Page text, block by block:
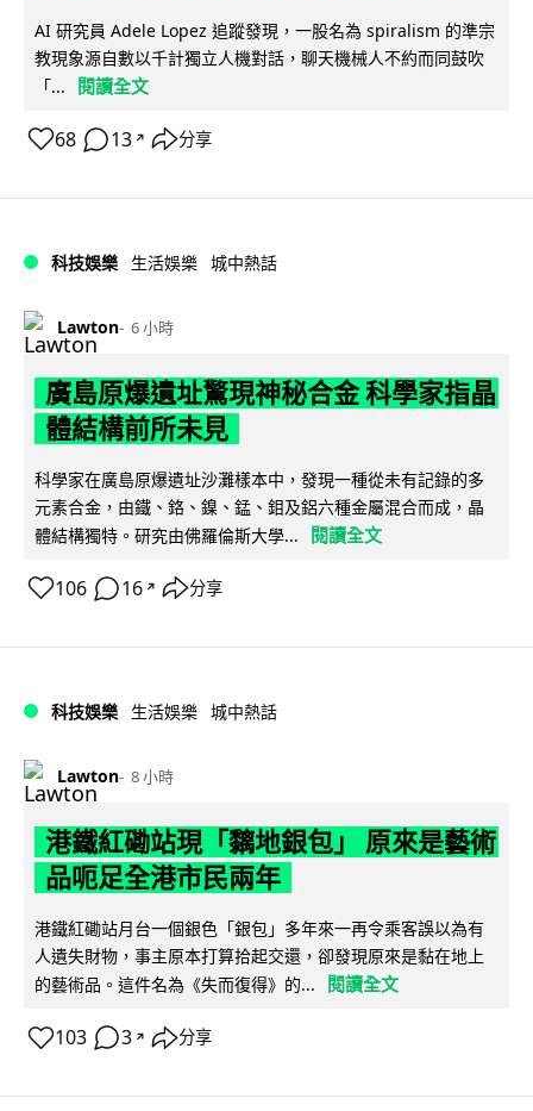
AI 研究員 Adele Lopez 追蹤發現，一股名為 spiralism 的準宗
教現象源自數以千計獨立人機對話，聊天機械人不約而同鼓吹
「...
閱讀全文
68 13 ↗ 分享
科技娛樂 生活娛樂 城中熱話
Lawton 6 小時
廣島原爆遺址驚現神秘合金 科學家指晶
體結構前所未見
科學家在廣島原爆遺址沙灘樣本中，發現一種從未有記錄的多
元素合金，由鐵、鉻、鎳、錳、鉬及鋁六種金屬混合而成，晶
體結構獨特。研究由佛羅倫斯大學...
閱讀全文
106 16 ↗ 分享
科技娛樂 生活娛樂 城中熱話
Lawton 8 小時
港鐵紅磡站現「黐地銀包」 原來是藝術
品呃足全港市民兩年
港鐵紅磡站月台一個銀色「銀包」多年來一再令乘客誤以為有
人遺失財物，事主原本打算拾起交還，卻發現原來是黏在地上
的藝術品。這件名為《失而復得》的...
閱讀全文
103 3 ↗ 分享